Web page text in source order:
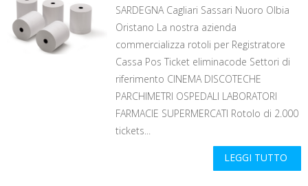
SARDEGNA Cagliari Sassari Nuoro Olbia
Oristano La nostra azienda
commercializza rotoli per Registratore
Cassa Pos Ticket eliminacode Settori di
riferimento CINEMA DISCOTECHE
PARCHIMETRI OSPEDALI LABORATORI
FARMACIE SUPERMERCATI Rotolo di 2.000
tickets...
LEGGI TUTTO